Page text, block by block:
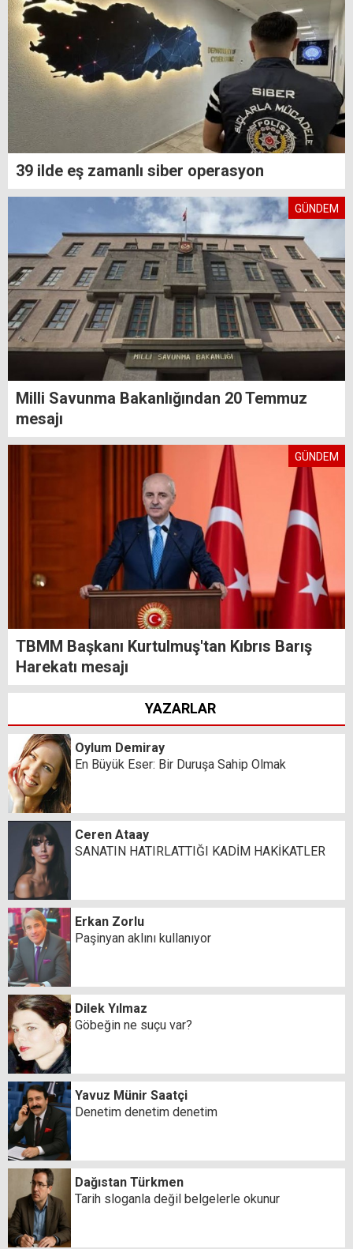
39 ilde eş zamanlı siber operasyon
GÜNDEM
Milli Savunma Bakanlığından 20 Temmuz
mesajı
GÜNDEM
TBMM Başkanı Kurtulmuş'tan Kıbrıs Barış
Harekatı mesajı
YAZARLAR
Oylum Demiray
En Büyük Eser: Bir Duruşa Sahip Olmak
Ceren Ataay
SANATIN HATIRLATTIĞI KADİM HAKİKATLER
Erkan Zorlu
Paşinyan aklını kullanıyor
Dilek Yılmaz
Göbeğin ne suçu var?
Yavuz Münir Saatçi
Denetim denetim denetim
Dağıstan Türkmen
Tarih sloganla değil belgelerle okunur